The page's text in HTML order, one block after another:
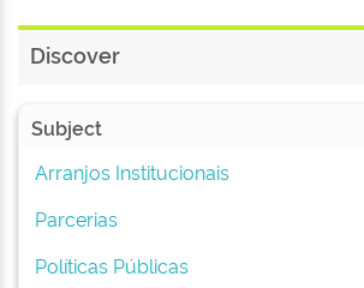
Discover
Subject
Arranjos Institucionais
Parcerias
Políticas Públicas